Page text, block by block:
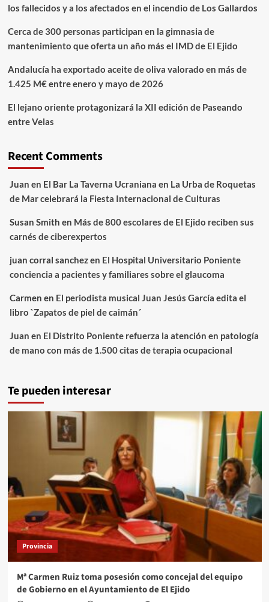
los fallecidos y a los afectados en el incendio de Los Gallardos
Cerca de 300 personas participan en la gimnasia de
mantenimiento que oferta un año más el IMD de El Ejido
Andalucía ha exportado aceite de oliva valorado en más de
1.425 M€ entre enero y mayo de 2026
El lejano oriente protagonizará la XII edición de Paseando
entre Velas
Recent Comments
Juan en El Bar La Taverna Ucraniana en La Urba de Roquetas
de Mar celebrará la Fiesta Internacional de Culturas
Susan Smith en Más de 800 escolares de El Ejido reciben sus
carnés de ciberexpertos
juan corral sanchezen El Hospital Universitario Poniente
conciencia a pacientes y familiares sobre el glaucoma
Carmen en El periodista musical Juan Jesús García edita el
libro `Zapatos de piel de caimán´
Juan en El Distrito Poniente refuerza la atención en patología
de mano con más de 1.500 citas de terapia ocupacional
Te pueden interesar
Provincia
Mª Carmen Ruiz toma posesión como concejal del equipo
de Gobierno en el Ayuntamiento de El Ejido